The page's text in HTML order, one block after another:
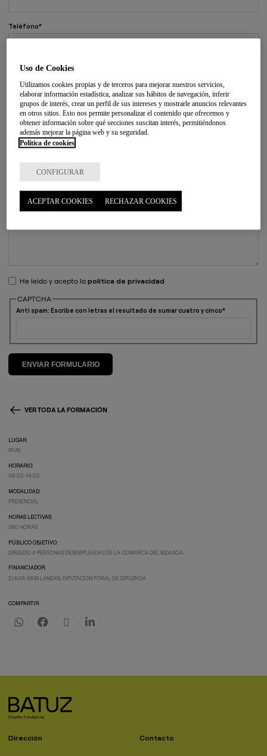
Teléfono
E-mail
Municipio
He leído y acepto la política de privacidad
CAPTCHA
Anti spam: Escribe con letras el resultado de sumar cuatro y cinco
VER TODA LA FORMACIÓN
LUGAR:
IRUN
HORARIO:
09:00-14:00
MODALIDAD:
PRESENCIAL
HORAS LECTIVAS:
290 HORAS
PÚBLICO OBJETIVO:
DIRIGIDO A PERSONAS DESEMPLEADAS DE LA COMARCA DEL BIDASOA.
FINANCIADOR:
ELKAR-EKIN LANEAN, DIPUTACIÓN FORAL DE GIPUZKOA
COMPARTIR
Dirección Contacto
Uso de Cookies
Utilizamos cookies propias y de terceros para mejorar nuestros servicios,
elaborar información estadística, analizar sus hábitos de navegación, inferir
grupos de interés, crear un perfil de sus intereses y mostrarle anuncios relevantes
en otros sitios. Esto nos permite personalizar el contenido que ofrecemos y
obtener información sobre qué secciones suscitan interés, permitiéndonos
además mejorar la página web y su seguridad.
Política de cookies
CONFIGURAR
RECHAZAR COOKIES
ACEPTAR COOKIES